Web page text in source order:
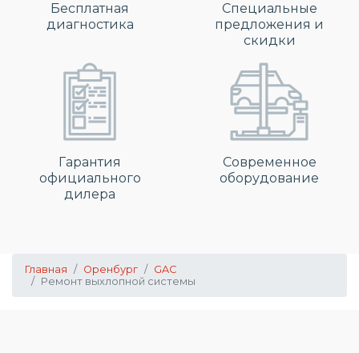
Бесплатная
диагностика
Специальные
предложения и
скидки
Гарантия
официального
дилера
Современное
оборудование
Главная Оренбург
GAC
Ремонт выхлопной системы